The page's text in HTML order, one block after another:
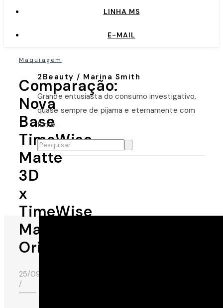
LINHA MS
E-MAIL
Maquiagem
Comparação:
Nova
Base
TimeWise
Matte
3D
x
TimeWise
Matte
Original
25/09/2019
/
2Beauty / Marina Smith
Grande entusiasta do consumo investigativo,
quase sempre de pijama e eternamente com
fome.